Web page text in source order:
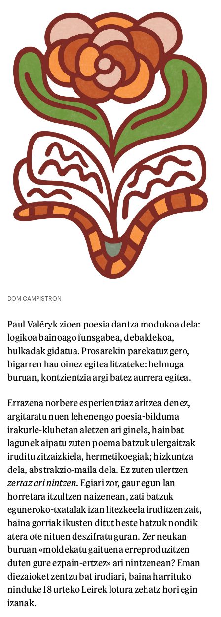
DOM CAMPISTRON
Paul Valéryk zioen poesia dantza modukoa dela:
logikoa bainoago funsgabea, debaldekoa,
bulkadak gidatua. Prosarekin parekatuz gero,
bigarren hau oinez egitea litzateke: helmuga
buruan, kontzientzia argi batez aurrera egitea.
Errazena norbere esperientziaz aritzea denez,
argitaratu nuen lehenengo poesia-bilduma
irakurle-klubetan aletzen ari ginela, hainbat
lagunek aipatu zuten poema batzuk ulergaitzak
iruditu zitzaizkiela, hermetikoegiak; hizkuntza
dela, abstrakzio-maila dela. Ez zuten ulertzen
zertaz arinintzen. Egiari zor, gaur egun lan
horretara itzultzen naizenean, zati batzuk
eguneroko-txatalak izan litezkeela iruditzen zait,
baina gorriak ikusten ditut beste batzuk nondik
atera ote nituen deszifratu guran. Zer neukan
buruan «moldekatu gaituena erreproduzitzen
duten gure ezpain-ertzez» ari nintzenean? Eman
diezaioket zentzu bat irudiari, baina harrituko
ninduke 18 urteko Leirek lotura zehatz hori egin
izanak.